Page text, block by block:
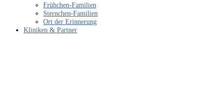
Frühchen-Familien
Sternchen-Familien
Ort der Erinnerung
Kliniken & Partner